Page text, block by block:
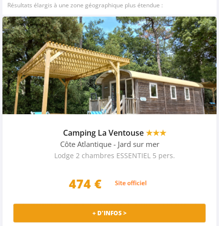
Résultats élargis à une zone géographique plus étendue :
Camping La Ventouse★★★
Côte Atlantique - Jard sur mer
Lodge 2 chambres ESSENTIEL 5 pers.
474 €
+ D'INFOS >